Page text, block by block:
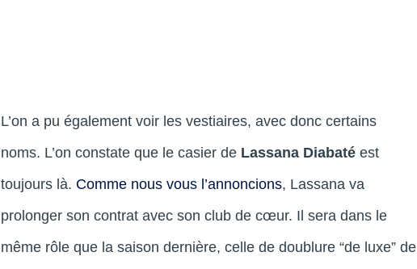
L’on a pu également voir les vestiaires, avec donc certains
noms. L’on constate que le casier de Lassana Diabaté est
toujours là. Comme nous vous l’annoncions, Lassana va
prolonger son contrat avec son club de cœur. Il sera dans le
même rôle que la saison dernière, celle de doublure “de luxe” de